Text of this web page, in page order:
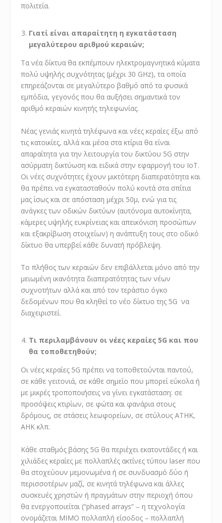
πολιτεία.
Γιατί είναι απαραίτητη η εγκατάσταση
μεγαλύτερου αριθμού κεραιών;
Τα νέα δίκτυα θα εκπέμπουν ηλεκτρομαγνητικά κύματα
πολύ υψηλής συχνότητας (μέχρι 30 GHz), τα οποία
επηρεάζονται σε μεγαλύτερο βαθμό από τα φυσικά
εμπόδια, γεγονός που θα αυξήσει σημαντικά τον
αριθμό κεραιών κινητής τηλεφωνίας.
Νέας γενιάς κινητά τηλέφωνα και νέες κεραίες έξω από
τις κατοικίες, αλλά και μέσα στα κτίρια θα είναι
απαραίτητα για την λειτουργία του δικτύου 5G στην
ασύρματη δικτύωση και ειδικά στην εφαρμογή του ΙοΤ.
Οι νέες συχνότητες έχουν μικτότερη διαπερατότητα και
θα πρέπει να εγκατασταθούν πολύ κοντά στα σπίτια
μας ίσως και σε απόσταση μέχρι 50μ, ενώ για τις
ανάγκες των οδικών δικτύων (αυτόνομα αυτοκίνητα,
κάμερες υψηλής ευκρίνειας και απεικόνιση προσώπων
και εξακρίβωση στοιχείων) η ανάπτυξη τους στο οδικό
δίκτυο θα υπερβεί κάθε δυνατή πρόβλεψη.
Το πλήθος των κεραιών δεν επιβάλλεται μόνο από την
μειωμένη ικανότητα διαπερατότητας των νέων
συχνοτήτων αλλά και από τον τεράστιο όγκο
δεδομένων που θα κληθεί το νέο δίκτυο της 5G να
διαχειριστεί.
Τι περιλαμβάνουν οι νέες κεραίες 5G και που
θα τοποθετηθούν;
Οι νέες κεραίες 5G πρέπει να τοποθετούνται παντού,
σε κάθε γειτονιά, σε κάθε σημείο που μπορεί εύκολα ή
με μικρές τροποποιήσεις να γίνει εγκατάσταση: σε
προσόψεις κτιρίων, σε φώτα και φανάρια στους
δρόμους, σε στάσεις λεωφορείων, σε στύλους ΑΤΗΚ,
ΑΗΚ κλπ.
Κάθε σταθμός βάσης 5G θα περιέχει εκατοντάδες ή και
χιλιάδες κεραίες με πολλαπλές ακτίνες τύπου laser που
θα στοχεύουν μεμονωμένα ή σε συνδυασμό δύο ή
περισσοτέρων μαζί, σε κινητά τηλέφωνα και άλλες
συσκευές χρηστών ή πραγμάτων στην περιοχή όπου
θα ενεργοποιείται (“phased arrays” – η τεχνολογία
ονομάζεται MIMO πολλαπλή είσοδος – πολλαπλή